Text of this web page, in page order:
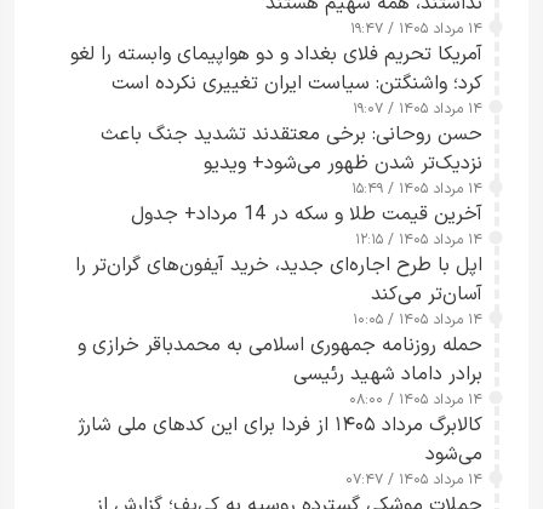
۱۴ مرداد ۱۴۰۵ / ۱۹:۴۷
آمریکا تحریم فلای بغداد و دو هواپیمای وابسته را لغو
کرد؛ واشنگتن: سیاست ایران تغییری نکرده است
۱۴ مرداد ۱۴۰۵ / ۱۹:۰۷
حسن روحانی: برخی معتقدند تشدید جنگ باعث
نزدیک‌تر شدن ظهور می‌شود+ ویدیو
۱۴ مرداد ۱۴۰۵ / ۱۵:۴۹
آخرین قیمت طلا و سکه در 14 مرداد+ جدول
۱۴ مرداد ۱۴۰۵ / ۱۲:۱۵
اپل با طرح اجاره‌ای جدید، خرید آیفون‌های گران‌تر را
آسان‌تر می‌کند
۱۴ مرداد ۱۴۰۵ / ۱۰:۰۵
حمله روزنامه جمهوری اسلامی به محمدباقر خرازی و
برادر داماد شهید رئیسی
۱۴ مرداد ۱۴۰۵ / ۰۸:۰۰
کالابرگ مرداد ۱۴۰۵ از فردا برای این کدهای ملی شارژ
می‌شود
۱۴ مرداد ۱۴۰۵ / ۰۷:۴۷